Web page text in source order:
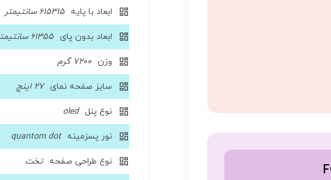
ابعاد با پایه 615315 سانتیمتر
ابعاد بدون پای 61355 سانتیمتر
وزن 7200 گرم
سایز صفحه نمای 27 اینچ
نوع پنل oled
نور پسزمینه quantom dot
نوع طراحی صفحه تخت